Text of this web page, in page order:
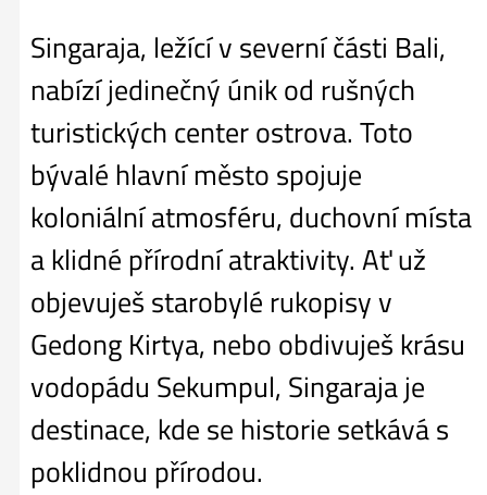
Singaraja, ležící v severní části Bali,
nabízí jedinečný únik od rušných
turistických center ostrova. Toto
bývalé hlavní město spojuje
koloniální atmosféru, duchovní místa
a klidné přírodní atraktivity. Ať už
objevuješ starobylé rukopisy v
Gedong Kirtya, nebo obdivuješ krásu
vodopádu Sekumpul, Singaraja je
destinace, kde se historie setkává s
poklidnou přírodou.